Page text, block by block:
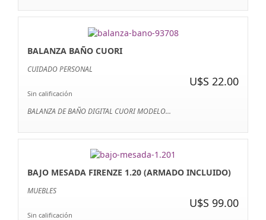
BALANZA BAÑO CUORI
CUIDADO PERSONAL
U$S 22.00
Sin calificación
BALANZA DE BAÑO DIGITAL CUORI MODELO...
BAJO MESADA FIRENZE 1.20 (ARMADO INCLUIDO)
MUEBLES
U$S 99.00
Sin calificación